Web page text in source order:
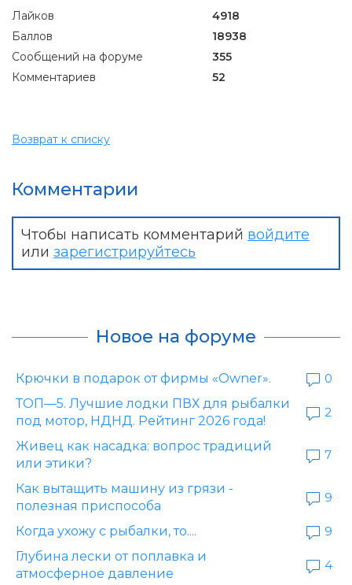
Лайков
4918
Баллов
18938
Сообщений на форуме
355
Комментариев
52
Возврат к списку
Комментарии
Чтобы написать комментарий войдите
или зарегистрируйтесь
Новое на форуме
Крючки в подарок от фирмы «Owner».
0
ТОП—5. Лучшие лодки ПВХ для рыбалки
под мотор, НДНД. Рейтинг 2026 года!
2
Живец как насадка: вопрос традиций
или этики?
7
Как вытащить машину из грязи -
полезная приспособа
9
Когда ухожу с рыбалки, то....
9
Глубина лески от поплавка и
атмосферное давление
4